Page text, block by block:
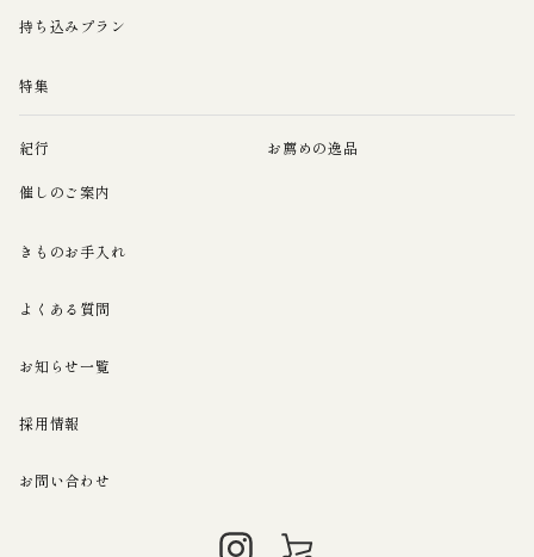
持ち込みプラン
特集
紀行 お薦めの逸品
催しのご案内
きものお手入れ
よくある質問
お知らせ一覧
採用情報
お問い合わせ